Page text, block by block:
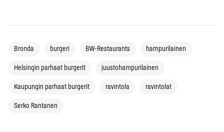
Bronda burgeri BW-Restaurants hampurilainen
Helsingin parhaat burgerit juustohampurilainen
Kaupungin parhaat burgerit ravintola ravintolat
Serko Rantanen